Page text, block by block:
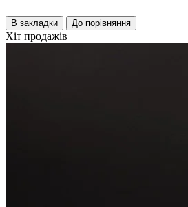
В закладки До порівняння
Хіт продажів